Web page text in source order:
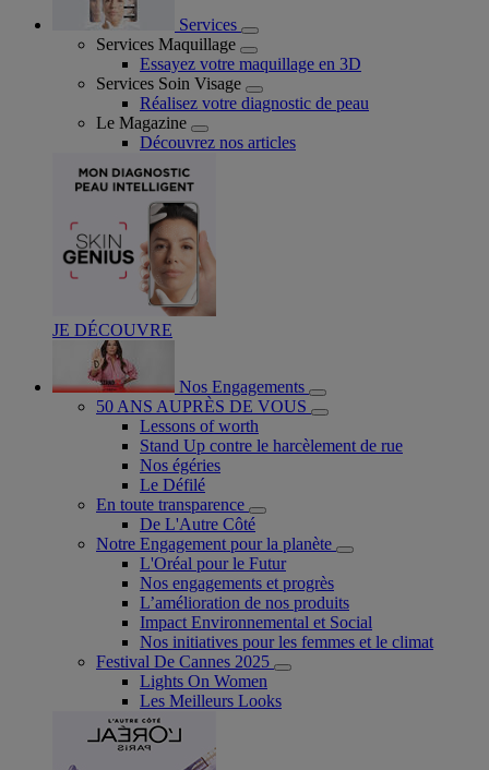
Services
Services Maquillage
Essayez votre maquillage en 3D
Services Soin Visage
Réalisez votre diagnostic de peau
Le Magazine
Découvrez nos articles
JE DÉCOUVRE
Nos Engagements
50 ANS AUPRÈS DE VOUS
Lessons of worth
Stand Up contre le harcèlement de rue
Nos égéries
Le Défilé
En toute transparence
De L'Autre Côté
Notre Engagement pour la planète
L'Oréal pour le Futur
Nos engagements et progrès
L’amélioration de nos produits
Impact Environnemental et Social
Nos initiatives pour les femmes et le climat
Festival De Cannes 2025
Lights On Women
Les Meilleurs Looks